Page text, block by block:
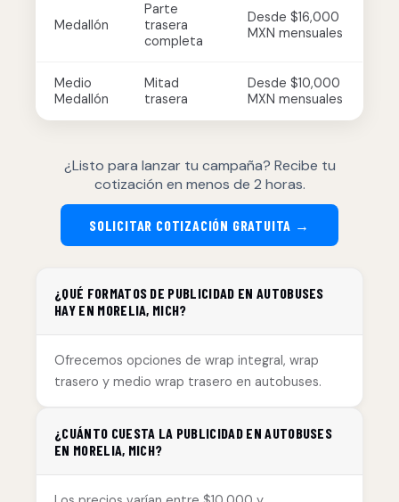
Medallón
Parte
trasera
completa
Desde $16,000
MXN mensuales
Medio
Medallón
Mitad
trasera
Desde $10,000
MXN mensuales
¿Listo para lanzar tu campaña? Recibe tu
cotización en menos de 2 horas.
SOLICITAR COTIZACIÓN GRATUITA →
¿QUÉ FORMATOS DE PUBLICIDAD EN AUTOBUSES
HAY EN MORELIA, MICH?
Ofrecemos opciones de wrap integral, wrap
trasero y medio wrap trasero en autobuses.
¿CUÁNTO CUESTA LA PUBLICIDAD EN AUTOBUSES
EN MORELIA, MICH?